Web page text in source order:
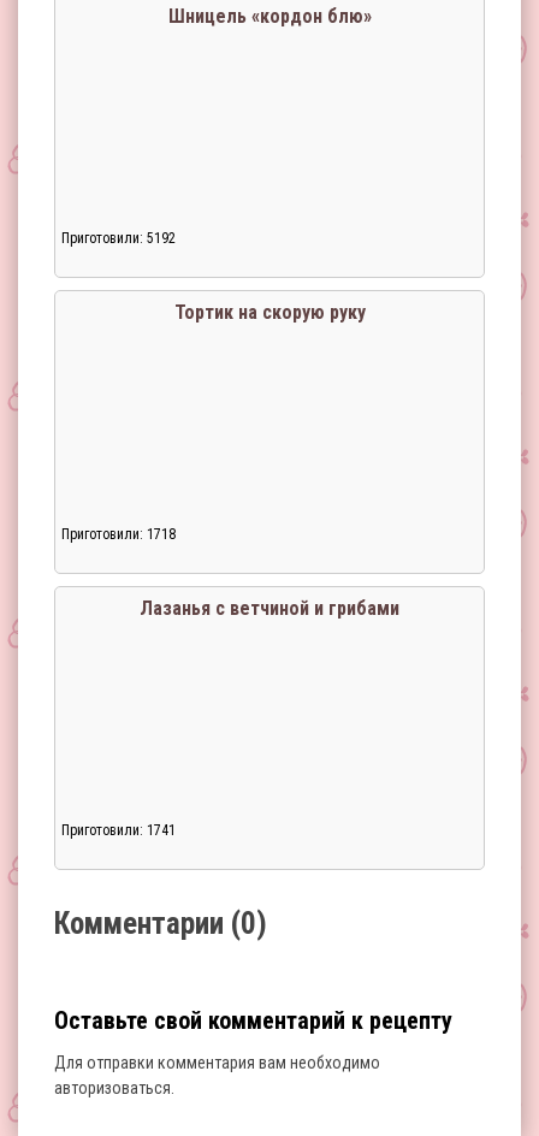
Шницель «кордон блю»
Приготовили: 5192
Тортик на скорую руку
Приготовили: 1718
Лазанья с ветчиной и грибами
Приготовили: 1741
Комментарии (0)
Оставьте свой комментарий к рецепту
Для отправки комментария вам необходимо
авторизоваться